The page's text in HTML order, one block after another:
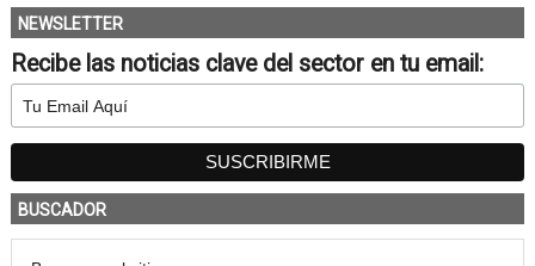
NEWSLETTER
Recibe las noticias clave del sector en tu email:
BUSCADOR